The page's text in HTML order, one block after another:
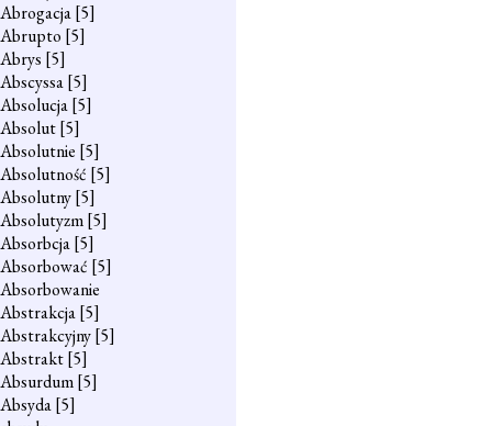
Abrogacja[5]
Abrupto [5]
Abrys [5]
Abscyssa[5]
Absolucja[5]
Absolut[5]
Absolutnie [5]
Absolutność [5]
Absolutny[5]
Absolutyzm[5]
Absorbcja[5]
Absorbować [5]
Absorbowanie
Abstrakcja[5]
Abstrakcyjny[5]
Abstrakt[5]
Absurdum[5]
Absyda[5]